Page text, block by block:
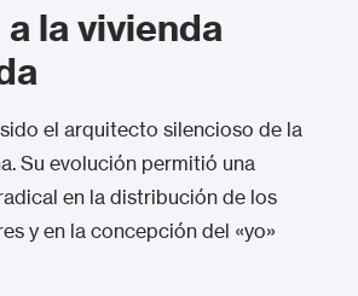
la vivienda
el arquitecto silencioso de la
Su evolución permitió una
en la distribución de los
y en la concepción del «yo»